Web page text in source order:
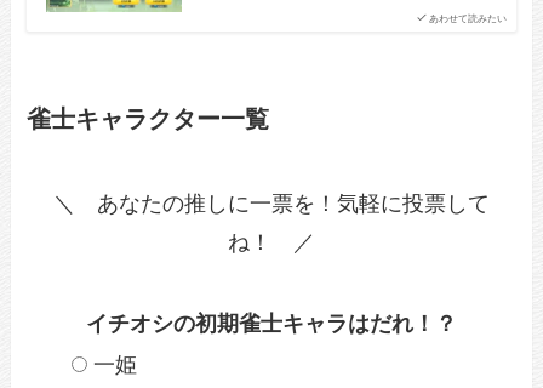
あわせて読みたい
雀士キャラクター一覧
＼ あなたの推しに一票を！気軽に投票して
ね！ ／
イチオシの初期雀士キャラはだれ！？
一姫